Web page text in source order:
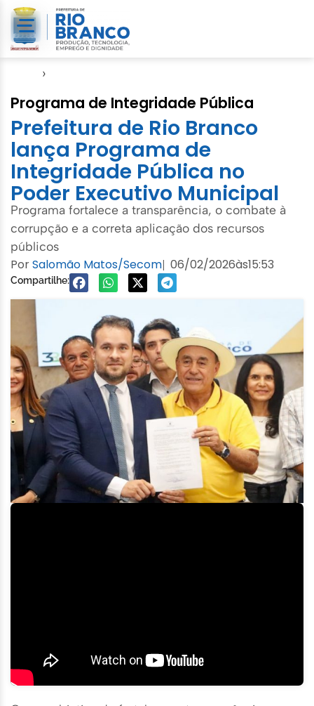
›
Programa de Integridade Pública
Prefeitura de Rio Branco
lança Programa de
Integridade Pública no
Poder Executivo Municipal
Programa fortalece a transparência, o combate à
corrupção e a correta aplicação dos recursos
públicos
PorSalomão Matos/Secom| 06/02/2026às15:53
Compartilhe: